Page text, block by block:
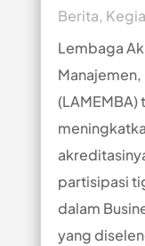
Berita,
Lembaga
Manajemen,
partisipasi
dalam
yang